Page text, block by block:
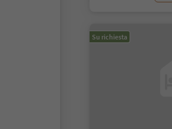
Su richiesta